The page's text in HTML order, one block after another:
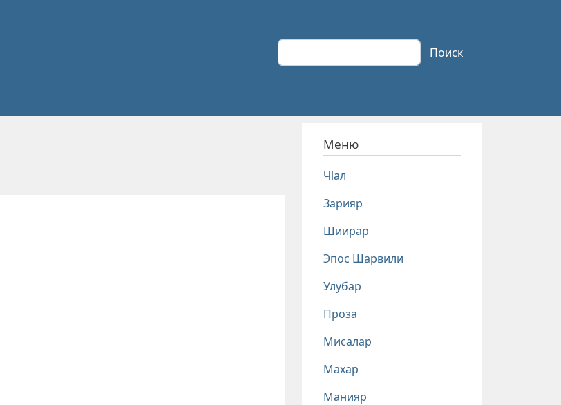
Поиск Поиск
Меню
Чlал
Зарияр
Шиирар
Эпос Шарвили
Улубар
Проза
Мисалар
Махар
Манияр